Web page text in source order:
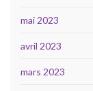
mai 2023
avril 2023
mars 2023